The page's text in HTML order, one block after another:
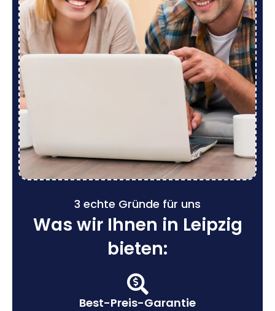
3 echte Gründe für uns
Was wir Ihnen in Leipzig
bieten:
Best-Preis-Garantie